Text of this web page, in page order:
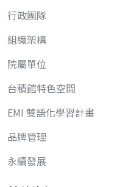
行政團隊
組織架構
院屬單位
台積館特色空間
EMI 雙語化學習計畫
品牌管理
永續發展